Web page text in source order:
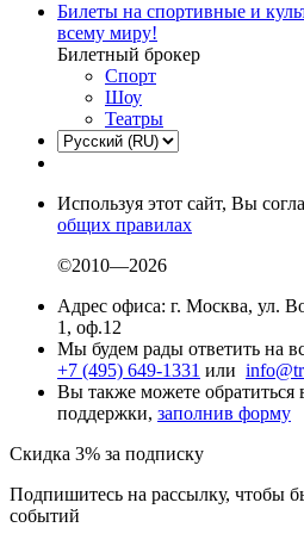
Билеты на спортивные и
всему миру!
Билетный брокер
Спорт
Шоу
Театры
Используя этот сайт, Вы
общих правилах
©2010—2026
Адрес офиса: г. Москва, ул.
1, оф.12
Мы будем рады ответить на
+7 (495) 649-1331 или
Вы также можете обратиться
поддержки, заполнив форму
Скидка 3% за подписку
Подпишитесь на рассылку, чтобы
событий